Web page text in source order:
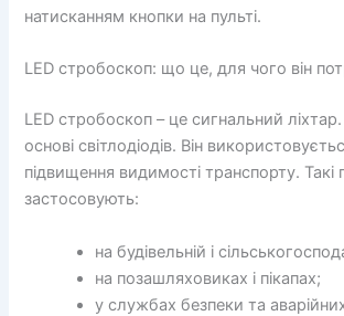
натисканням кнопки на пульті.
LED стробоскоп: що це, для чого він
LED стробоскоп – це сигнальний
основі світлодіодів. Він
підвищення видимості транспорту. Такі
застосовують:
на будівельній і
на позашляховиках і пікапах;
у службах безпеки та